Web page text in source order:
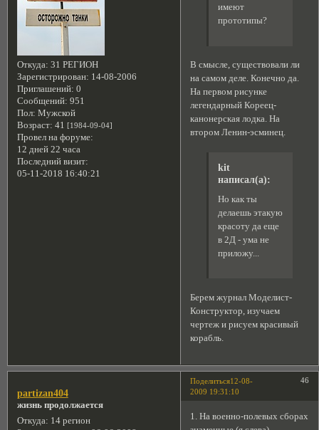
Откуда: 31 РЕГИОН
Зарегистрирован: 14-08-2006
Приглашений: 0
Сообщений: 951
Пол: Мужской
Возраст: 41 [1984-09-04]
Провел на форуме:
12 дней 22 часа
Последний визит:
05-11-2018 16:40:21
имеют
прототипы?
В смысле, существовали ли
на самом деле. Конечно да.
На первом рисунке
легендарный Кореец-
канонерская лодка. На
втором Ленин-эсминец.
kit
написал(а):
Но как ты
делаешь этакую
красоту да еще
в 2Д - ума не
приложу...
Берем журнал Моделист-
Конструктор, изучаем
чертеж и рисуем красивый
корабль.
Поделиться 46
12-08-
2009 19:31:10
partizan404
жизнь продолжается
Откуда: 14 регион
1. На военно-полевых сборах